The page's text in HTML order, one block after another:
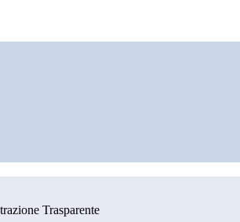
Trasparente